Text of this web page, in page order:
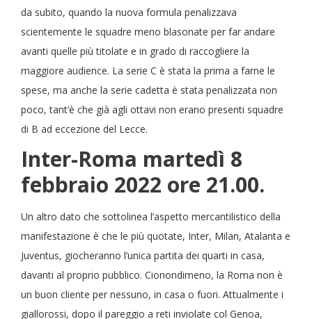
da subito, quando la nuova formula penalizzava
scientemente le squadre meno blasonate per far andare
avanti quelle più titolate e in grado di raccogliere la
maggiore audience. La serie C è stata la prima a farne le
spese, ma anche la serie cadetta è stata penalizzata non
poco, tant’è che già agli ottavi non erano presenti squadre
di B ad eccezione del Lecce.
Inter-Roma martedì 8
febbraio 2022 ore 21.00.
Un altro dato che sottolinea l’aspetto mercantilistico della
manifestazione è che le più quotate, Inter, Milan, Atalanta e
Juventus, giocheranno l’unica partita dei quarti in casa,
davanti al proprio pubblico. Cionondimeno, la Roma non è
un buon cliente per nessuno, in casa o fuori. Attualmente i
giallorossi, dopo il pareggio a reti inviolate col Genoa,